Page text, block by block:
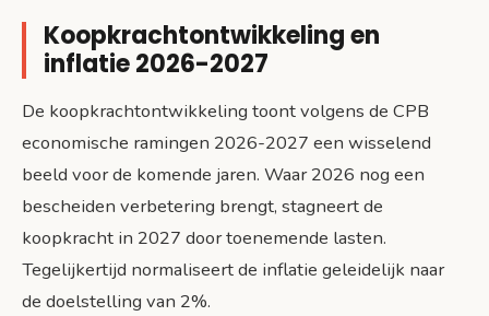
Koopkrachtontwikkeling en
inflatie 2026-2027
De koopkrachtontwikkeling toont volgens de CPB
economische ramingen 2026-2027 een wisselend
beeld voor de komende jaren. Waar 2026 nog een
bescheiden verbetering brengt, stagneert de
koopkracht in 2027 door toenemende lasten.
Tegelijkertijd normaliseert de inflatie geleidelijk naar
de doelstelling van 2%.